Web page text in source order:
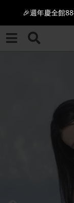
感恩回饋
全館滿$3000
萊卡棉系列💫 2
🔥點擊立
🎉週年慶全館